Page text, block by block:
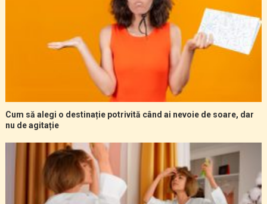
Cum să alegi o destinație potrivită când ai nevoie de soare, dar
nu de agitație